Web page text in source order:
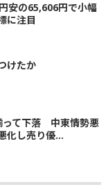
安の65,606円で小幅
に注目
けたか
って下落 中東情勢悪
化し売り優...